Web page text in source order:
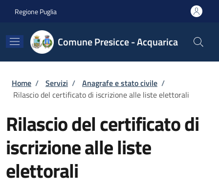
Regione Puglia
Comune Presicce - Acquarica
Briciole di pane
Home / Servizi / Anagrafe e stato civile /
Rilascio del certificato di iscrizione alle liste elettorali
Rilascio del certificato di
iscrizione alle liste
elettorali